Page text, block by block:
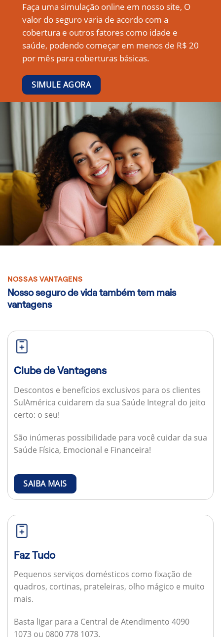
Faça uma simulação online em nosso site, O
valor do seguro varia de acordo com a
cobertura e outros fatores como idade e
saúde, podendo começar em menos de R$ 20
por mês para coberturas básicas.
SIMULE AGORA
NOSSAS VANTAGENS
Nosso seguro de vida também tem mais
vantagens
Clube de Vantagens
Descontos e benefícios exclusivos para os clientes
SulAmérica cuidarem da sua Saúde Integral do jeito
certo: o seu!
São inúmeras possibilidade para você cuidar da sua
Saúde Física, Emocional e Financeira!
SAIBA MAIS
Faz Tudo
Pequenos serviços domésticos como fixação de
quadros, cortinas, prateleiras, olho mágico e muito
mais.
Basta ligar para a Central de Atendimento 4090
1073 ou 0800 778 1073.